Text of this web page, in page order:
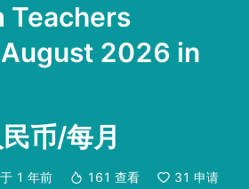
Teachers
2026 in
币/每月
1 年前 161 查看 31 申请